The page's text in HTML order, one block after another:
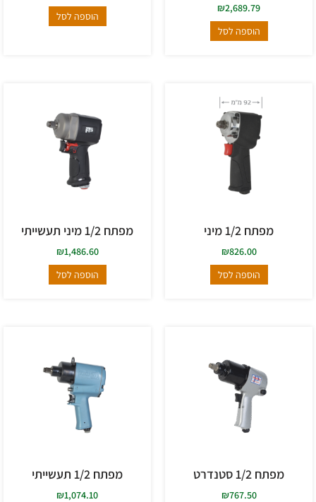
₪2,689.79
הוספה לסל
הוספה לסל
מפתח 1/2 מיני
₪826.00
הוספה לסל
מפתח 1/2 מיני תעשייתי
₪1,486.60
הוספה לסל
מפתח 1/2 סטנדרט
₪767.50
מפתח 1/2 תעשייתי
₪1,074.10